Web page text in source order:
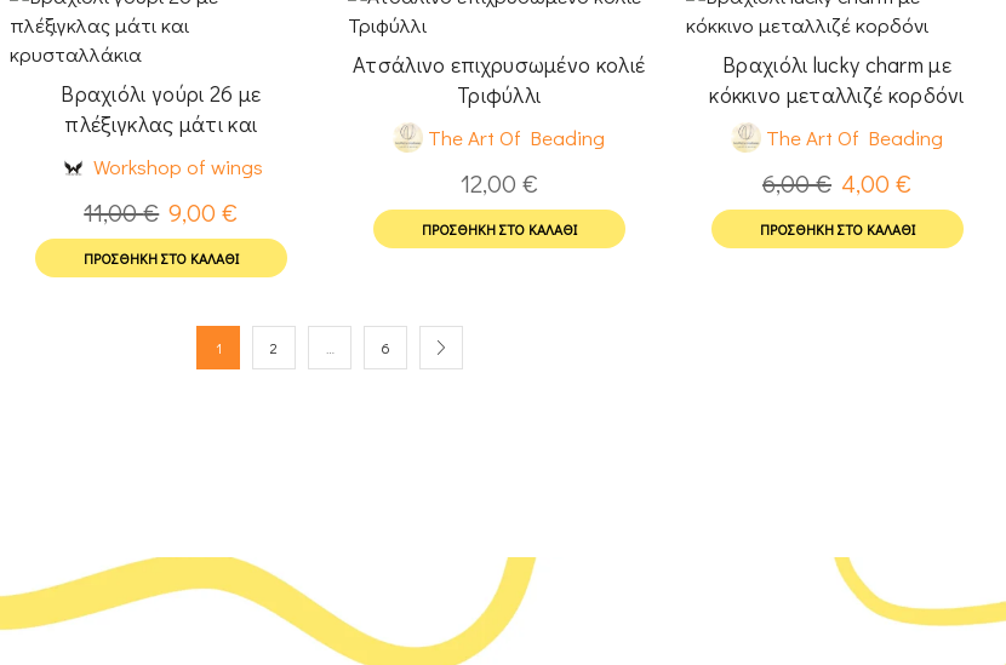
Βραχιόλι γούρι 26 με
πλέξιγκλας μάτι και
κρυσταλλάκια
Workshop of wings
11,00€ 9,00€
ΠΡΟΣΘΉΚΗ ΣΤΟ ΚΑΛΆΘΙ
Ατσάλινο επιχρυσωμένο κολιέ
Τριφύλλι
The Art Of Beading
12,00 €
ΠΡΟΣΘΉΚΗ ΣΤΟ ΚΑΛΆΘΙ
Βραχιόλι lucky charm με
κόκκινο μεταλλιζέ κορδόνι
The Art Of Beading
6,00€ 4,00€
ΠΡΟΣΘΉΚΗ ΣΤΟ ΚΑΛΆΘΙ
1 2 6